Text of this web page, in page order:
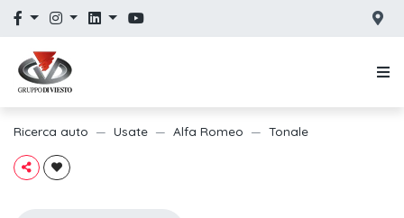
Ricerca auto Usate Alfa Romeo Tonale